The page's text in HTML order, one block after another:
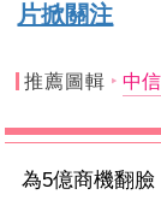
片掀關注
推薦圖輯 中
為5億商機翻